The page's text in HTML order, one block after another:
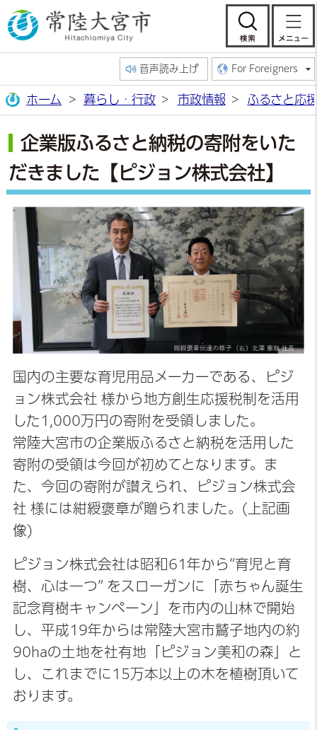
常陸大宮市公
検
音声読み上げ For Foreigners
ホーム 暮らし・行政 市政情報 ふるさと応
企業版ふるさと納税の寄附をいた
だきました【ピジョン株式会社】
国内の主要な育児用品メーカーである、ピジ
ョン株式会社 様から地方創生応援税制を活用
した1,000万円の寄附を受領しました。
常陸大宮市の企業版ふるさと納税を活用した
寄附の受領は今回が初めてとなります。ま
た、今回の寄附が讃えられ、ピジョン株式会
社 様には紺綬褒章が贈られました。(上記画
像)
ピジョン株式会社は昭和61年から“育児と育
樹、心は一つ” をスローガンに「赤ちゃん誕生
記念育樹キャンペーン」を市内の山林で開始
し、平成19年からは常陸大宮市鷲子地内の約
90haの土地を社有地「ピジョン美和の森」と
し、これまでに15万本以上の木を植樹頂いて
おります。